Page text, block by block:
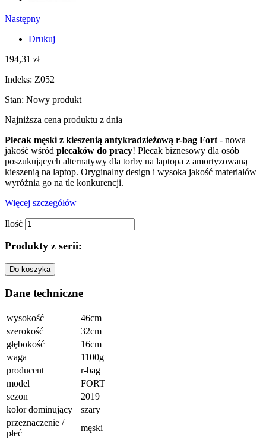
Następny
Drukuj
194,31 zł
Indeks: Z052
Stan: Nowy produkt
Najniższa cena produktu z dnia
Plecak męski z kieszenią antykradzieżową r-bag Fort - nowa
jakość wśród plecaków do pracy! Plecak biznesowy dla osób
poszukujących alternatywy dla torby na laptopa z amortyzowaną
kieszenią na laptop. Oryginalny design i wysoka jakość materiałów
wyróżnia go na tle konkurencji.
Więcej szczegółów
Ilość
Produkty z serii:
Do koszyka
Dane techniczne
wysokość
46cm
szerokość
32cm
głębokość
16cm
waga
1100g
producent
r-bag
model
FORT
sezon
2019
kolor dominujący
szary
przeznaczenie /
płeć
męski